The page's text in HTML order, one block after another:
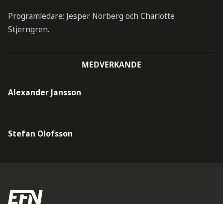
Programledare: Jesper Norberg och Charlotte
Stjerngren.
MEDVERKANDE
Alexander Jansson
Stefan Olofsson